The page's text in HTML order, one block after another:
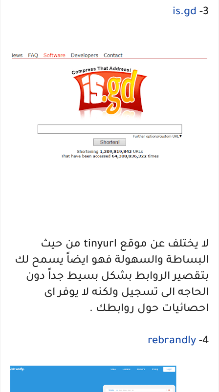
3-
is.gd
لا يختلف عن موقع tinyurl من حيث
البساطة والسهولة فهو ايضاً يسمح لك
بتقصير الروابط بشكل بسيط جداً دون
الحاجه الى تسجيل ولكنه لا يوفر اى
احصائيات حول روابطك .
4-
rebrandly